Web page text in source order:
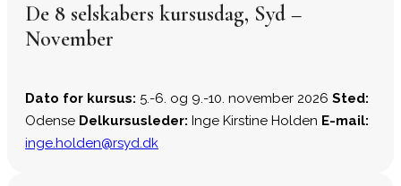
De 8 selskabers kursusdag, Syd –
November
Dato for kursus: 5.-6. og 9.-10. november 2026 Sted:
Odense Delkursusleder: Inge Kirstine Holden E-mail:
inge.holden@rsyd.dk